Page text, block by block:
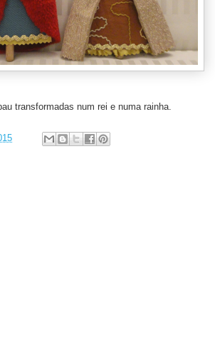
transformadas num rei e numa rainha.